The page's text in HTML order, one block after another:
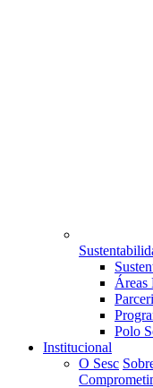
Áreas
Polo
Institucional
O Sesc